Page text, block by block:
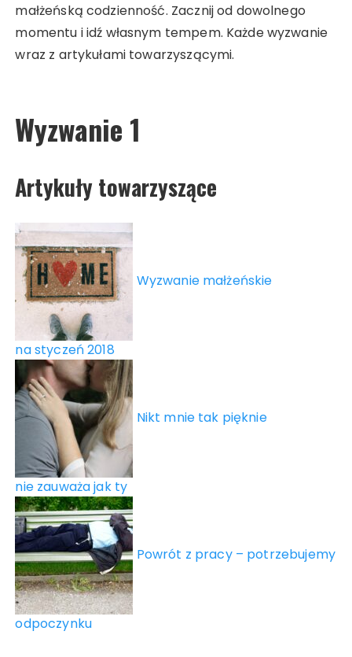
małżeńską codzienność. Zacznij od dowolnego
momentu i idź własnym tempem. Każde wyzwanie
wraz z artykułami towarzyszącymi.
Wyzwanie 1
Artykuły towarzyszące
Wyzwanie małżeńskie
na styczeń 2018
Nikt mnie tak pięknie
nie zauważa jak ty
Powrót z pracy – potrzebujemy
odpoczynku